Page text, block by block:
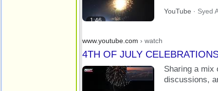
1:46
YouTube · Syed
4TH OF JULY
www.youtube.com › watch
Sharing a mix
discussions,